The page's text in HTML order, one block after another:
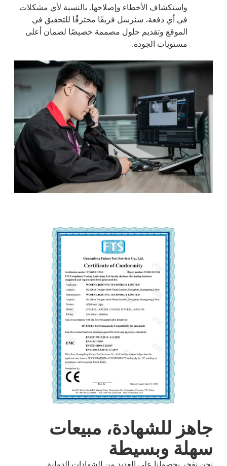
واستكشاف الأخطاء وإصلاحها. بالنسبة لأي مشكلات
في أي دفعة، سنرسل فريقًا محترفًا للتحقيق في
الموقع وتقديم حلول مصممة خصيصًا لضمان أعلى
مستويات الجودة.
جاهز للشهادة، مبيعات
سهلة وبسيطة
نحن نفخر بحصولنا على العديد من الشهادات الدولية